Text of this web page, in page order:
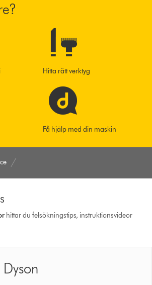
Hitta rätt verktyg
Få hjälp med din maskin
hittar du felsökningstips, instruktionsvideor